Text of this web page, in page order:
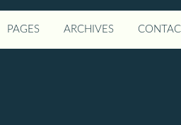
PAGES ARCHIVES